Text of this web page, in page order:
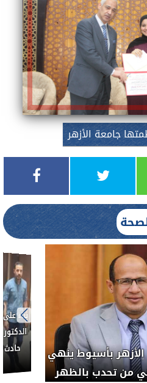
جامعة الأزهر
بالتعاون مع هيئة
حملة رقابية مكبرة